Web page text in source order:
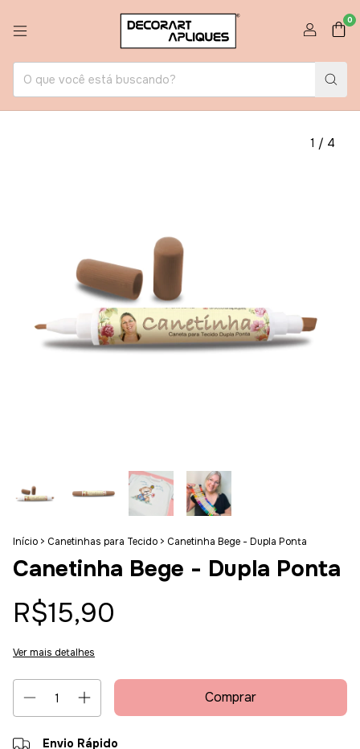
0
1 / 4
Início > Canetinhas para Tecido > Canetinha Bege - Dupla Ponta
Canetinha Bege - Dupla Ponta
R$15,90
Ver mais detalhes
Envio Rápido